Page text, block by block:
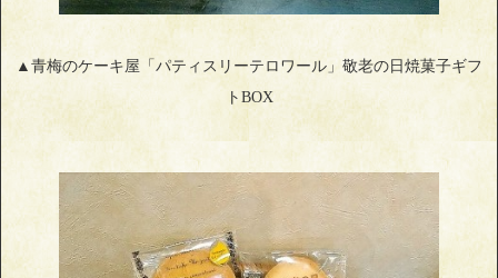
▲青梅のケーキ屋「パティスリーテロワール」敬老の日焼菓子ギフ
トBOX